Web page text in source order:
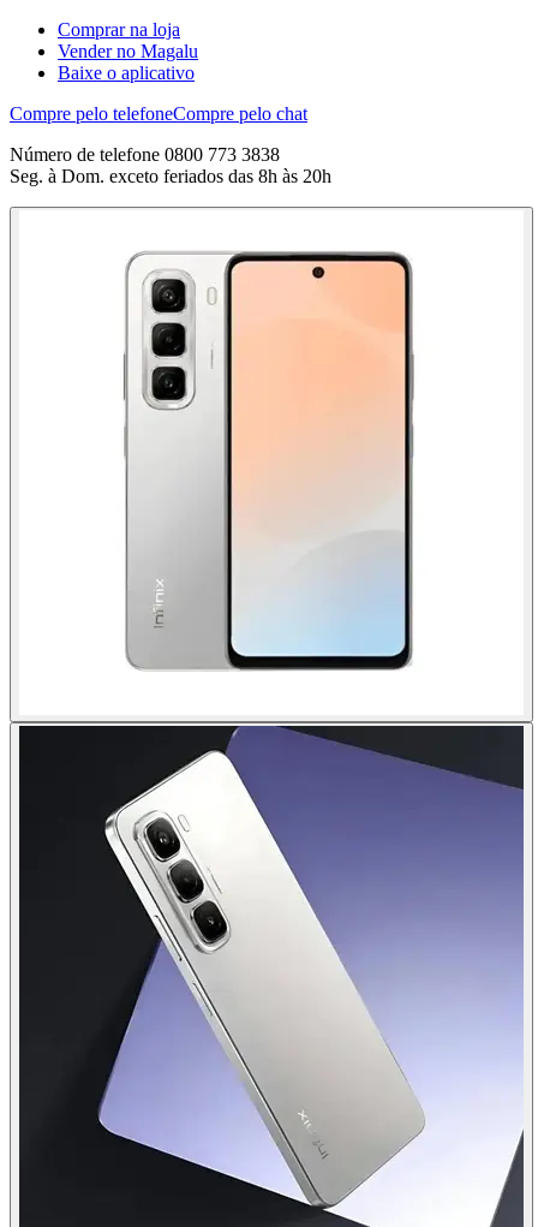
Comprar na loja
Vender no Magalu
Baixe o aplicativo
Compre pelo telefoneCompre pelo chat
Número de telefone 0800 773 3838
Seg. à Dom. exceto feriados das 8h às 20h